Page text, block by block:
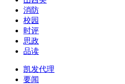
消防
校园
时评
思政
品读
凯发代理
要闻